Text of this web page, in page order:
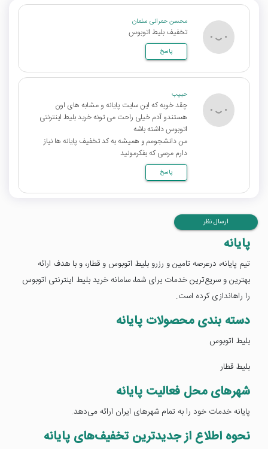
محسن حمرانی سلمان
تخفیف بلیط اتوبوس
پاسخ
حبیب
چقد خوبه که این سایت پایانه و مشابه های اون
هستندو آدم خیلی راحت می تونه خرید بلیط اینترنتی
اتوبوس داشته باشه
من دانشجومم و همیشه به کد تخفیف پایانه ها نیاز
دارم مرسی که بفکرمونید
پاسخ
ارسال نظر
پایانه
تیم پایانه، درعرصه تامین و رزرو بلیط اتوبوس و قطار، و با هدف ارائه
بهترین و سریع‌ترین خدمات برای شما، سامانه خرید بلیط اینترنتی اتوبوس
را راهاندازی کرده است.
دسته بندی محصولات پایانه
بلیط اتوبوس
بلیط قطار
شهرهای محل فعالیت پایانه
پایانه خدمات خود را به تمام شهرهای ایران ارائه می‌دهد.
نحوه اطلاع از جدیدترین تخفیف‌های پایانه